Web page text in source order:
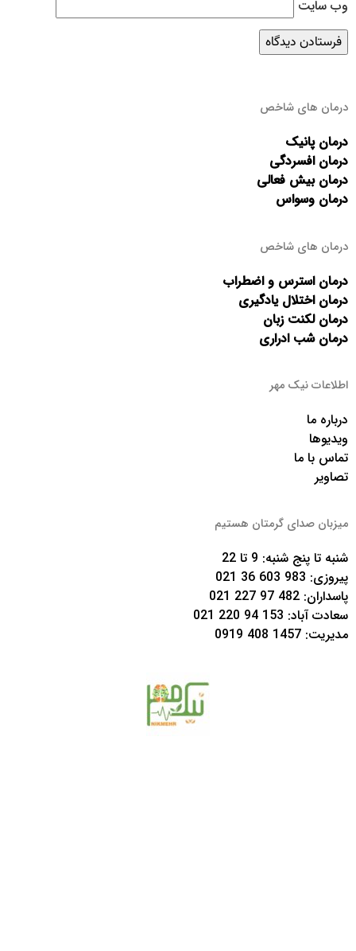
وب‌ سایت
درمان های شاخص
درمان پانیک
درمان افسردگی
درمان بیش فعالی
درمان وسواس
درمان های شاخص
درمان استرس و اضطراب
درمان اختلال یادگیری
درمان لکنت زبان
درمان شب ادراری
اطلاعات نیک مهر
درباره ما
ویدیوها
تماس با ما
تصاویر
میزبان صدای گرمتان هستیم
شنبه تا پنج شنبه: 9 تا 22
پیروزی: 983 603 36 021
پاسداران: 482 97 227 021
سعادت آباد: 153 94 220 021
مدیریت: 1457 408 0919